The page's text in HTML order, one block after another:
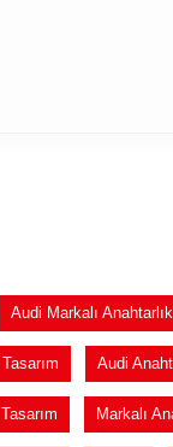
Audi Markalı
Audi
Markalı